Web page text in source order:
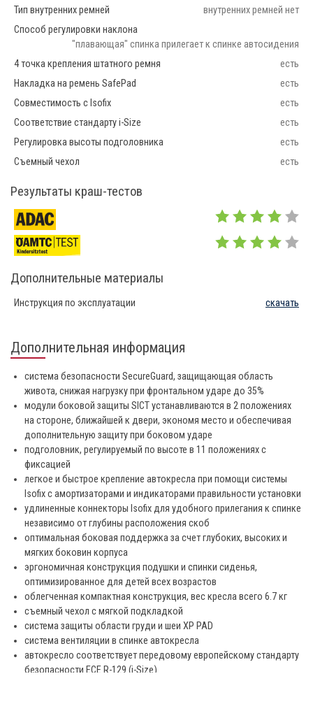
Тип внутренних ремней
внутренних ремней нет
Способ регулировки наклона
"плавающая" спинка прилегает к спинке автосидения
4 точка крепления штатного ремня
есть
Накладка на ремень SafePad
есть
Совместимость с Isofix
есть
Соответствие стандарту i-Size
есть
Регулировка высоты подголовника
есть
Съемный чехол
есть
Результаты краш-тестов
Дополнительные материалы
Инструкция по эксплуатации скачать
Дополнительная информация
система безопасности SecureGuard, защищающая область
живота, снижая нагрузку при фронтальном ударе до 35%
модули боковой защиты SICT устанавливаются в 2 положениях
на стороне, ближайшей к двери, экономя место и обеспечивая
дополнительную защиту при боковом ударе
подголовник, регулируемый по высоте в 11 положениях с
фиксацией
легкое и быстрое крепление автокресла при помощи системы
Isofix с амортизаторами и индикаторами правильности установки
удлиненные коннекторы Isofix для удобного прилегания к спинке
независимо от глубины расположения скоб
оптимальная боковая поддержка за счет глубоких, высоких и
мягких боковин корпуса
эргономичная конструкция подушки и спинки сиденья,
оптимизированное для детей всех возрастов
облегченная компактная конструкция, вес кресла всего 6.7 кг
съемный чехол с мягкой подкладкой
система защиты области груди и шеи XP PAD
система вентиляции в спинке автокресла
автокресло соответствует передовому европейскому стандарту
безопасности ECE R-129 (i-Size)